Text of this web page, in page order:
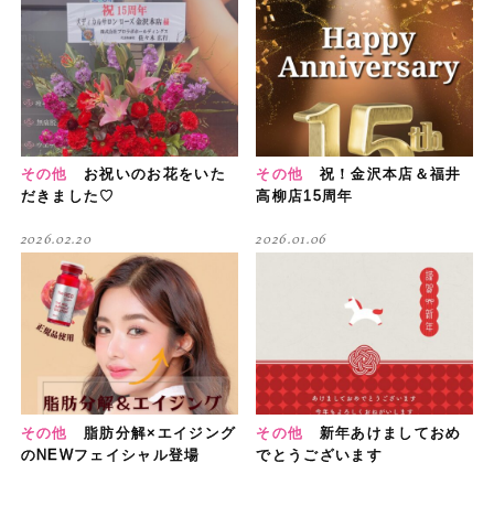
その他
お祝いのお花をいた
だきました♡
その他
祝！金沢本店＆福井
高柳店15周年
その他
脂肪分解×エイジング
のNEWフェイシャル登場
2026.02.20
その他
新年あけましておめ
でとうございます
2026.01.06